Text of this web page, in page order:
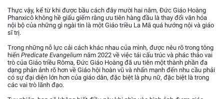
Thực vậy, kể từ khi được bầu cách đây mười hai năm, Đức Giáo Hoàng
Phanxicô không hề giấu giếm rằng ưu tiên hàng đầu là thay đổi văn hóa
nội bộ của những gì ngài tin là một Giáo triều La Mã quá hướng nội và giáo
sĩ trị.
Trong những nỗ lực cải cách khác nhau của mình, được nêu rõ trong tông
hiến Predicate Evangelium năm 2022 về việc tái cấu trúc và phác thảo vai
trò của Giáo triều Rôma, Đức Giáo Hoàng đã ưu tiên một thành phần đa
dạng phản ảnh rõ hơn về Giáo hội hoàn vũ và nhấn mạnh đến nhu cầu phải
có sự đại diện lớn hơn của giáo dân, đặc biệt là phụ nữ, đặc biệt là trong
các vai trò lãnh đạo.